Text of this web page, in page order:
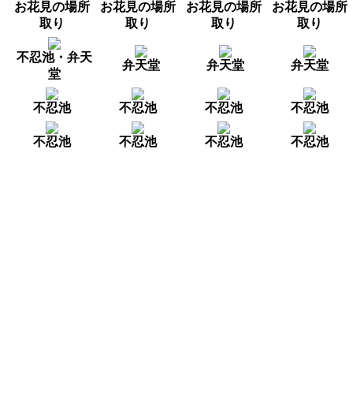
お花見の場所
取り
お花見の場所
取り
お花見の場所
取り
お花見の場所
取り
不忍池・弁天
堂
弁天堂 弁天堂 弁天堂
不忍池 不忍池 不忍池 不忍池
不忍池 不忍池 不忍池 不忍池